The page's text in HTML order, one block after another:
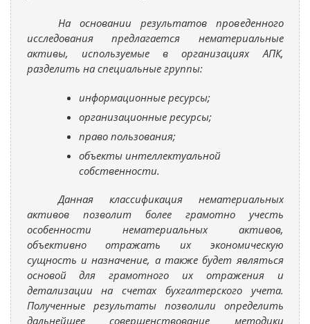
На основании результатов проведенного
исследования предлагается нематериальные
активы, используемые в организациях АПК,
разделить на специальные группы:
информационные ресурсы;
организационные ресурсы;
право пользования;
объекты интеллектуальной
собственности.
Данная классификация нематериальных
активов позволит более грамотно учесть
особенности нематериальных активов,
объективно отражать их экономическую
сущность и назначение, а также будет являться
основой для грамотного их отражения и
детализации на счетах бухгалтерского учета.
Полученные результаты позволили определить
дальнейшее совершенствование методики